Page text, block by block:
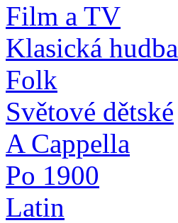
Film a TV
Klasická hudba
Folk
Světové dětské
A Cappella
Po 1900
Latin